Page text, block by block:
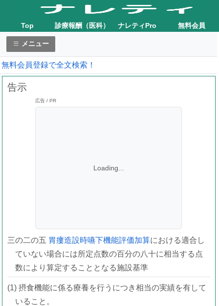
Top 診療報酬（医科） ナレティPro 無料会員
メニュー
無料会員登録で全文検索！
告示
広告 / PR
Loading...
三の二の五 胃瘻造設時嚥下機能評価加算における適合し
ていない場合には所定点数の百分の八十に相当する点
数により算定することとなる施設基準
(1) 摂食機能に係る療養を行うにつき相当の実績を有して
いること。